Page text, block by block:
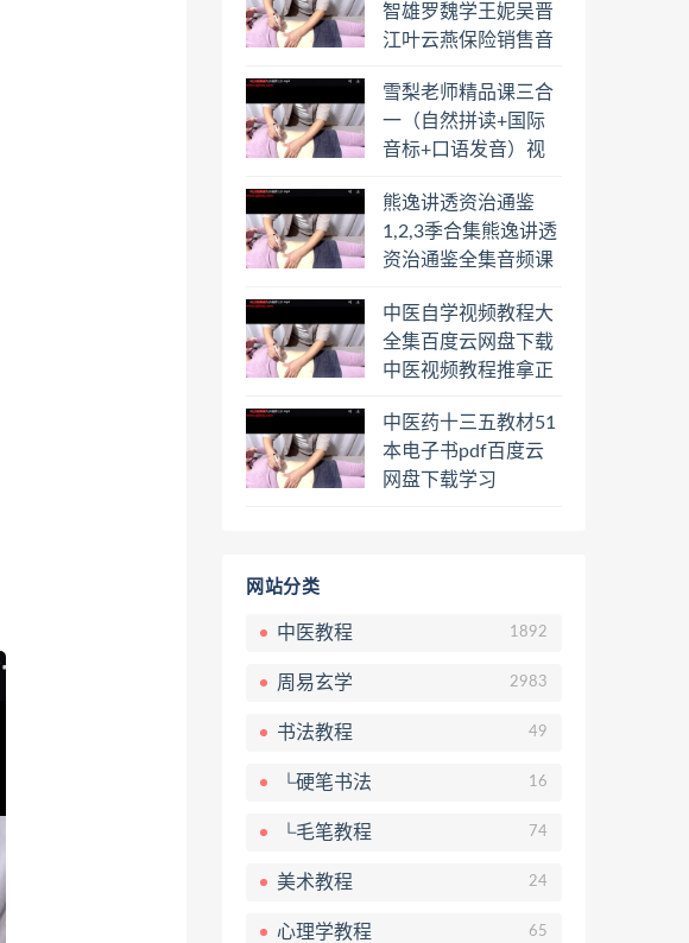
智雄罗魏学王妮吴晋
江叶云燕保险销售音
盘下载学习
雪梨老师精品课三合
一（自然拼读+国际
音标+口语发音）视
载学习
熊逸讲透资治通鉴
1,2,3季合集熊逸讲透
资治通鉴全集音频课
一二三辑合集百度云
网盘下载学习
中医自学视频教程大
全集百度云网盘下载
中医视频教程推拿正
经络脉诊面诊舌诊手
诊私密终身会员百度
网盘共享群
中医药十三五教材51
本电子书pdf百度云
网盘下载学习
网站分类
中医教程 1892
周易玄学 2983
书法教程 49
└硬笔书法 16
└毛笔教程 74
美术教程 24
心理学教程 65